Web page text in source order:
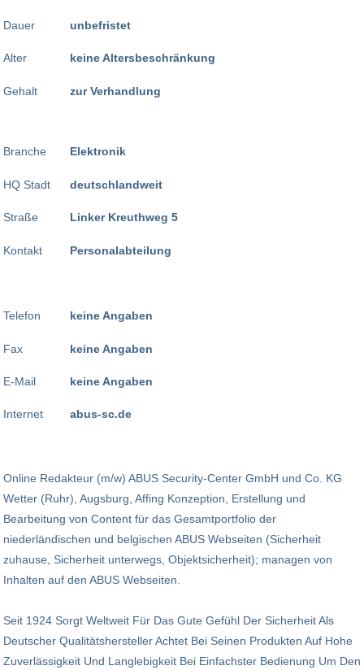
Dauer
Alter
Gehalt
unbefristet
keine Altersbeschränkung
zur Verhandlung
Branche
HQ Stadt
Straße
Kontakt
Telefon
Fax
E-Mail
Internet
Elektronik
deutschlandweit
Linker Kreuthweg 5
Personalabteilung
keine Angaben
keine Angaben
keine Angaben
abus-sc.de
Online Redakteur (m/w) ABUS Security-Center GmbH und Co. KG
Wetter (Ruhr), Augsburg, Affing Konzeption, Erstellung und
Bearbeitung von Content für das Gesamtportfolio der
niederländischen und belgischen ABUS Webseiten (Sicherheit
zuhause, Sicherheit unterwegs, Objektsicherheit); managen von
Inhalten auf den ABUS Webseiten.
Seit 1924 Sorgt Weltweit Für Das Gute Gefühl Der Sicherheit Als
Deutscher Qualitätshersteller Achtet Bei Seinen Produkten Auf Hohe
Zuverlässigkeit Und Langlebigkeit Bei Einfachster Bedienung Um Den